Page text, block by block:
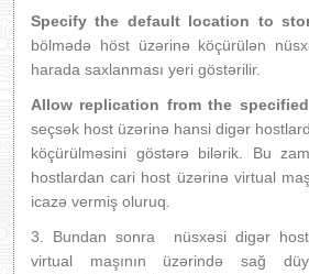
Specify the default location to
bölmədə höst üzərinə köçürülən
harada saxlanması yeri göstərilir.
Allow replication from the
seçsək host üzərinə hansi digər
köçürülməsini göstərə bilərik. Bu
hostlardan cari host üzərinə virtual
icazə vermiş oluruq.
3. Bundan sonra nüsxəsi digər
virtual maşının üzərində sağ